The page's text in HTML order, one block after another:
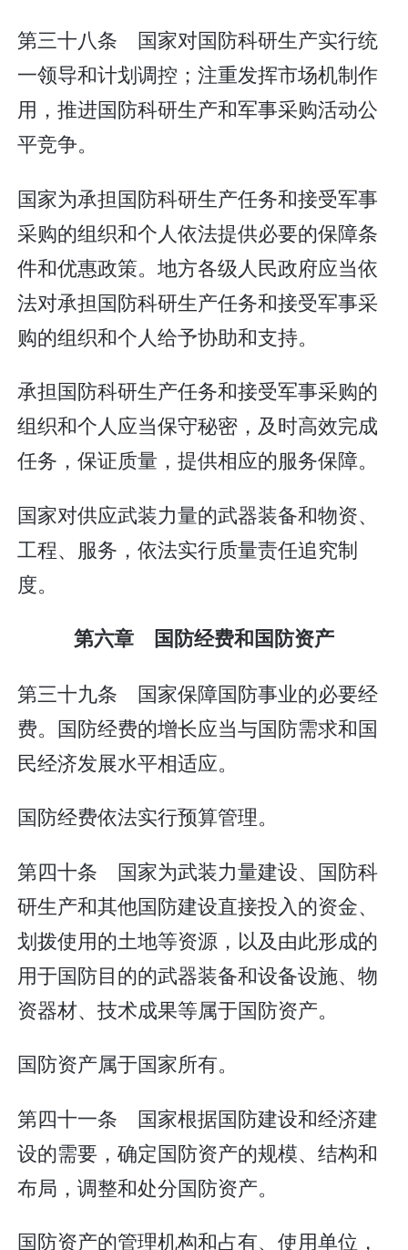
第三十八条 国家对国防科研生产实行统
一领导和计划调控；注重发挥市场机制作
用，推进国防科研生产和军事采购活动公
平竞争。
国家为承担国防科研生产任务和接受军事
采购的组织和个人依法提供必要的保障条
件和优惠政策。地方各级人民政府应当依
法对承担国防科研生产任务和接受军事采
购的组织和个人给予协助和支持。
承担国防科研生产任务和接受军事采购的
组织和个人应当保守秘密，及时高效完成
任务，保证质量，提供相应的服务保障。
国家对供应武装力量的武器装备和物资、
工程、服务，依法实行质量责任追究制
度。
第六章 国防经费和国防资产
第三十九条 国家保障国防事业的必要经
费。国防经费的增长应当与国防需求和国
民经济发展水平相适应。
国防经费依法实行预算管理。
第四十条 国家为武装力量建设、国防科
研生产和其他国防建设直接投入的资金、
划拨使用的土地等资源，以及由此形成的
用于国防目的的武器装备和设备设施、物
资器材、技术成果等属于国防资产。
国防资产属于国家所有。
第四十一条 国家根据国防建设和经济建
设的需要，确定国防资产的规模、结构和
布局，调整和处分国防资产。
国防资产的管理机构和占有、使用单位，